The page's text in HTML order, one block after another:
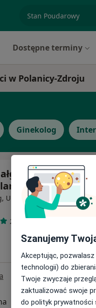
Dostępne terminy
w Polanicy-Zdroju
Ginekolog
Ultrasonografista
221 opinii
od 230 zł
Szanujemy
Akceptując,
technologii) do
Twoje zwyczaje
zaktualizować swoje
do polityk